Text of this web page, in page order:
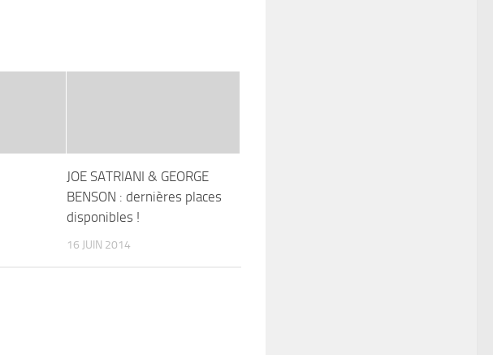
JOE SATRIANI & GEORGE
BENSON : dernières places
disponibles !
16 JUIN 2014